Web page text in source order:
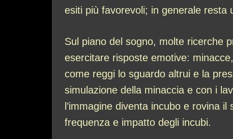
esiti più favorevoli; in generale resta
Sul piano del sogno, molte ricerche
esercitare risposte emotive:
come reggi lo sguardo altrui e la
simulazione della minaccia e con i
l’immagine diventa incubo e rovina
frequenza e impatto degli incubi.